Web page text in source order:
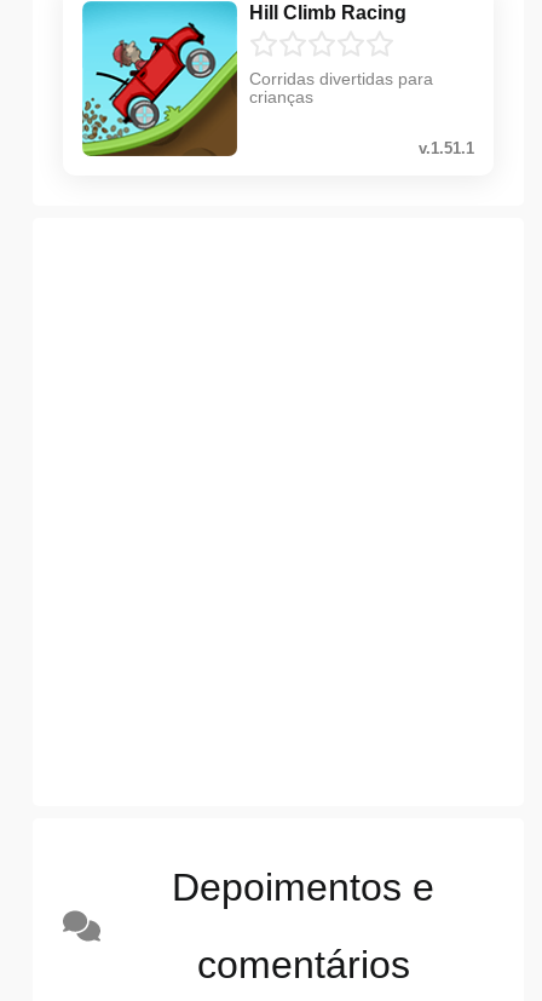
Hill Climb Racing
Corridas divertidas para
crianças
v.1.51.1
Depoimentos e
comentários